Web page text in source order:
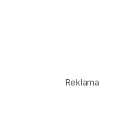
Reklama